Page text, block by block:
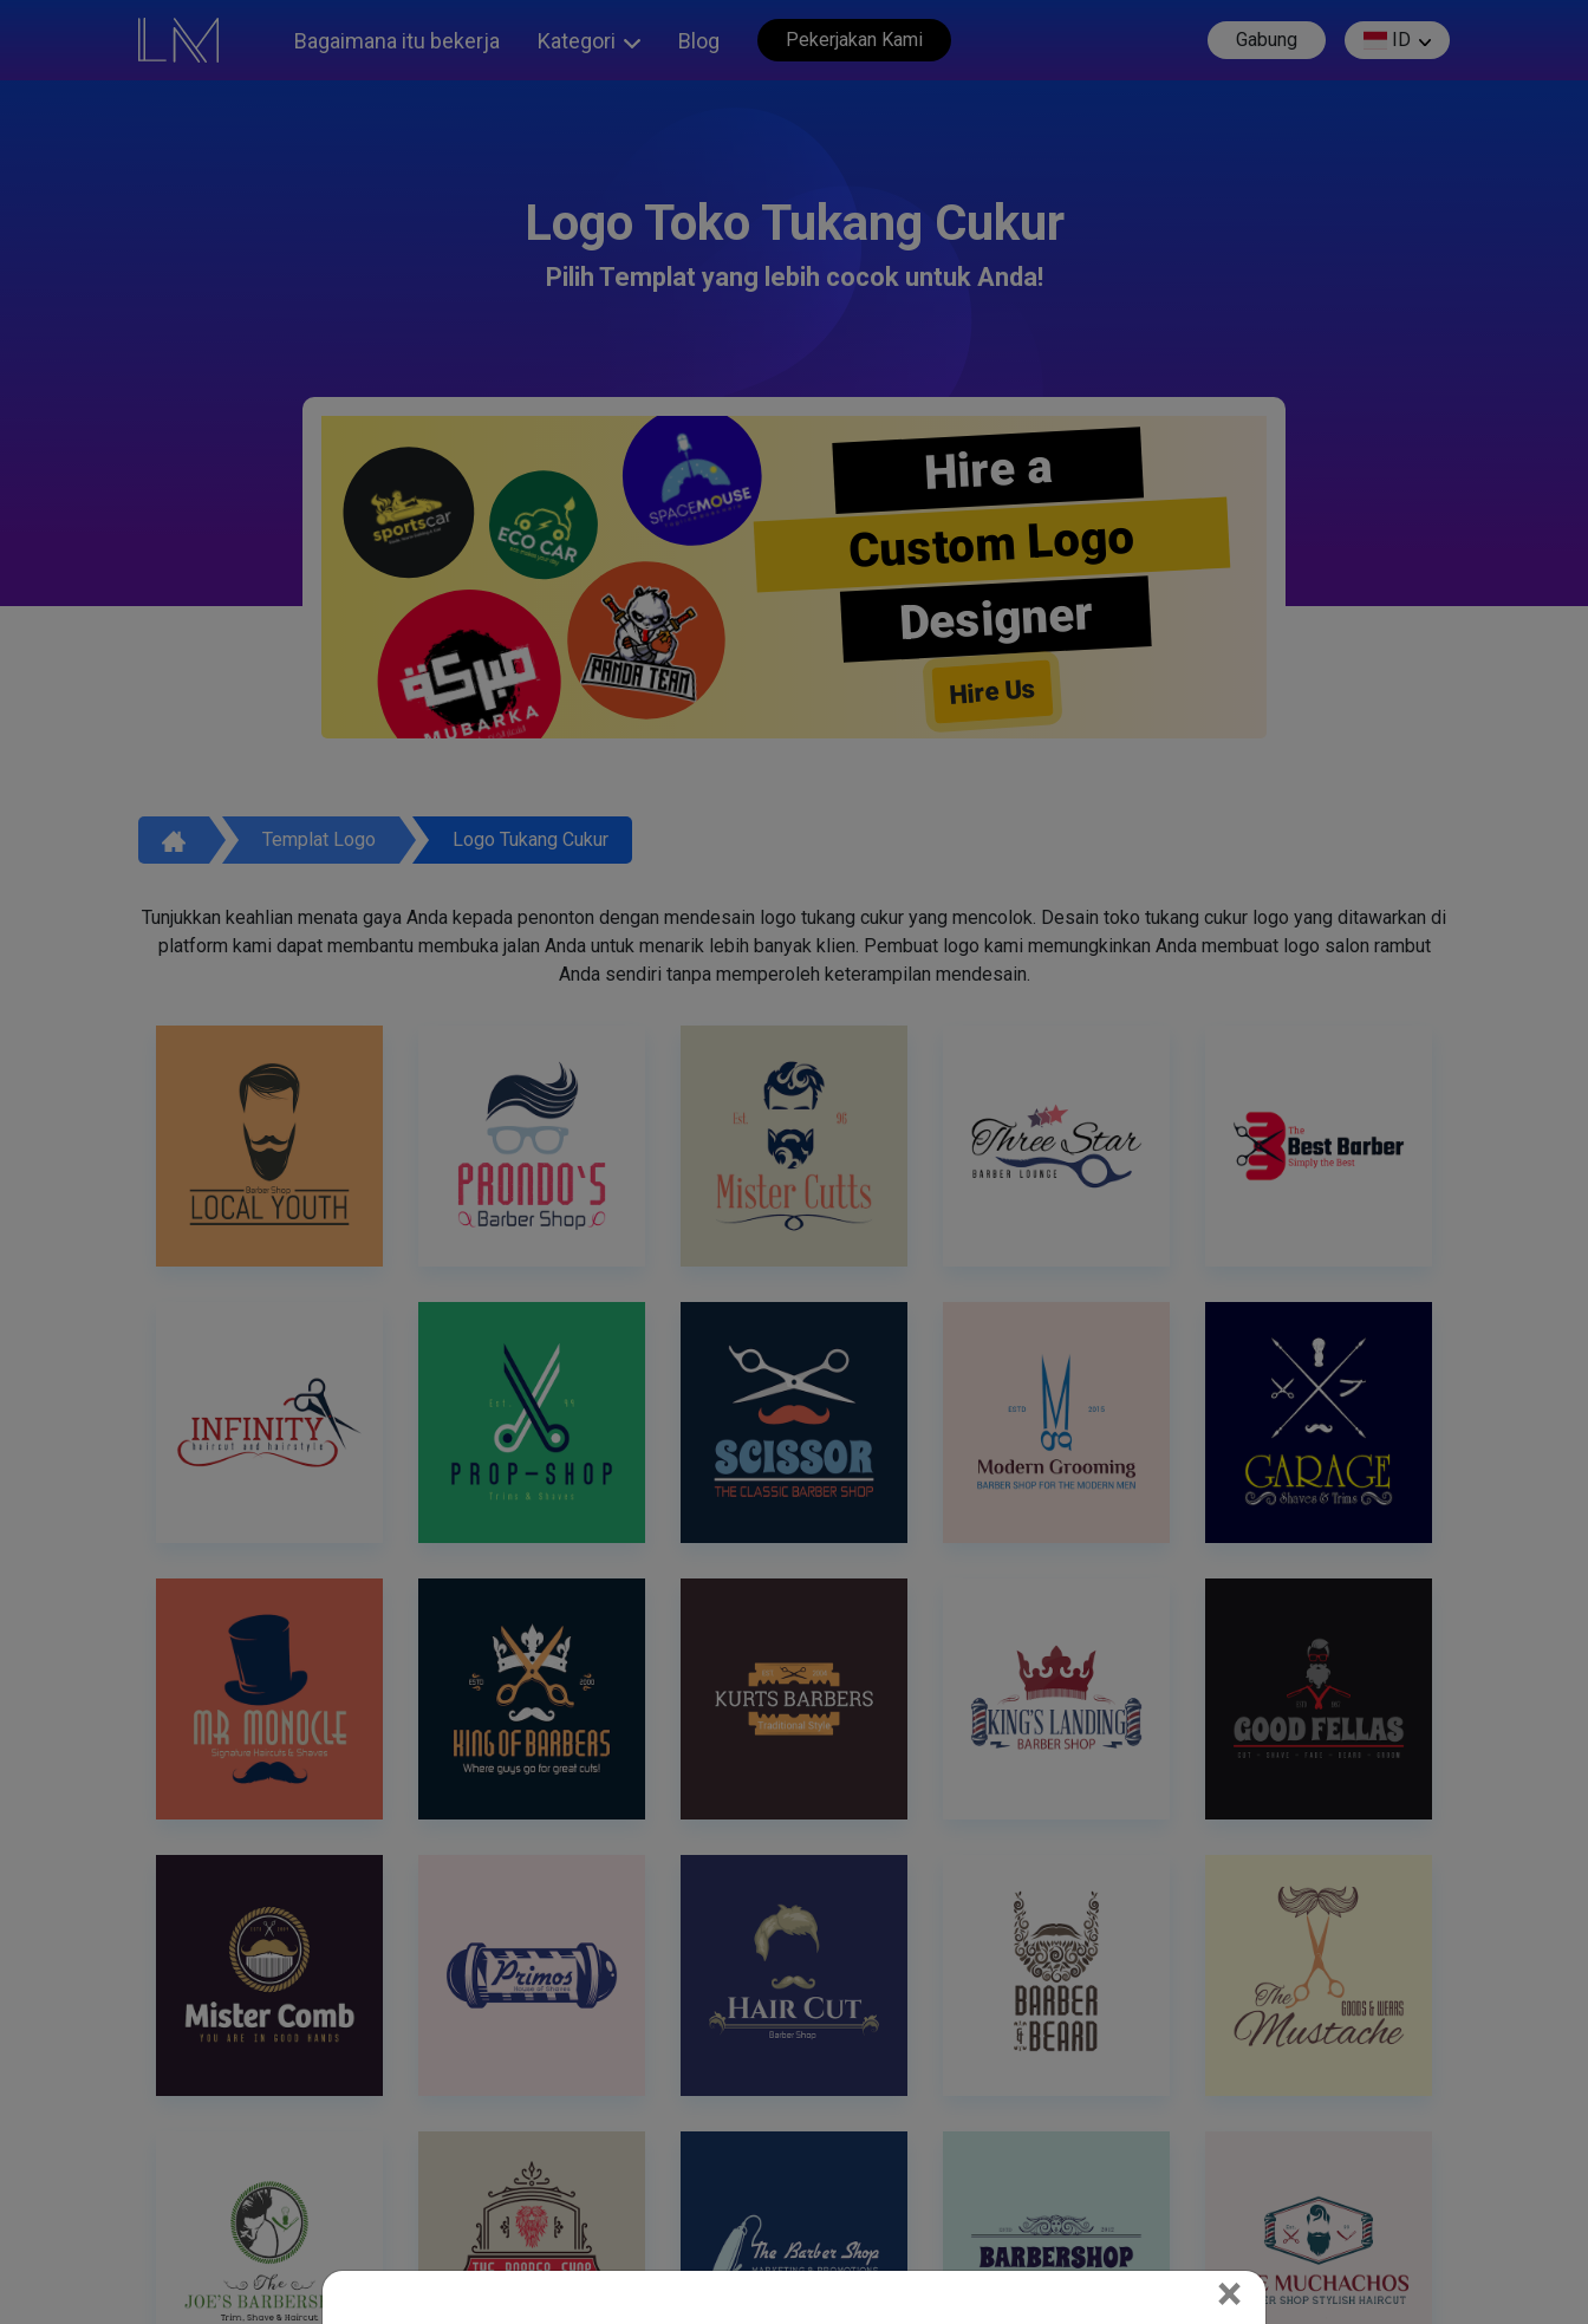
Bagaimana itu bekerja Kategori Blog Pekerjakan Kami Gabung ID
Logo Toko Tukang Cukur
Pilih Templat yang lebih cocok untuk Anda!
Hire a
Custom Logo
Designer
Hire Us
Templat Logo Logo Tukang Cukur
Tunjukkan keahlian menata gaya Anda kepada penonton dengan mendesain logo tukang cukur yang mencolok. Desain toko tukang cukur logo yang ditawarkan di
platform kami dapat membantu membuka jalan Anda untuk menarik lebih banyak klien. Pembuat logo kami memungkinkan Anda membuat logo salon rambut
Anda sendiri tanpa memperoleh keterampilan mendesain.
× Close